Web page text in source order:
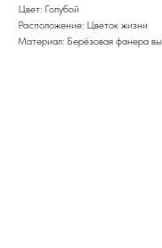
Цвет: Голубой
Расположение: Цветок жизни
Материал: Берёзовая фанера